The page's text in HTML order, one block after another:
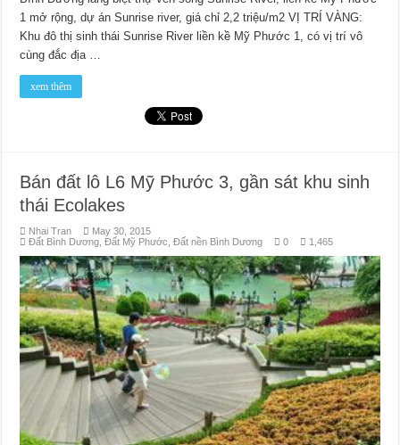
1 mở rộng, dự án Sunrise river, giá chỉ 2,2 triệu/m2 VỊ TRÍ VÀNG:
Khu đô thị sinh thái Sunrise River liền kề Mỹ Phước 1, có vị trí vô
cùng đắc địa …
xem thêm
Bán đất lô L6 Mỹ Phước 3, gần sát khu sinh
thái Ecolakes
Nhai Tran
May 30, 2015
Đất Bình Dương ,Đất Mỹ Phước ,Đất nền Bình Dương 0 1,465